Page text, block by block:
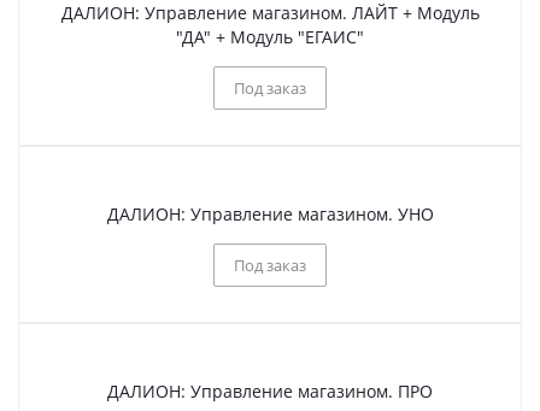
ДАЛИОН: Управление магазином. ЛАЙТ + Модуль
"ДА" + Модуль "ЕГАИС"
Под заказ
ДАЛИОН: Управление магазином. УНО
Под заказ
ДАЛИОН: Управление магазином. ПРО